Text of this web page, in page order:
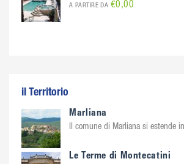
A PARTIRE DA €0,00
il Territorio
Marliana
Il comune di Marliana si estende
Le Terme di Montecatini